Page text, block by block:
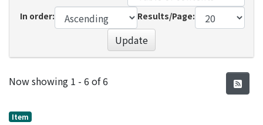
In order:
Results/Page:
Update
Recent Submissions
Now showing 1 - 6 of 6
Item